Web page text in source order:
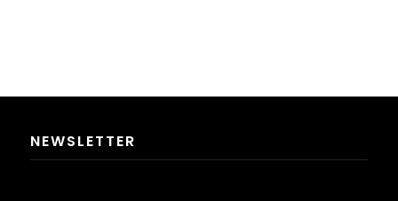
NEWSLETTER